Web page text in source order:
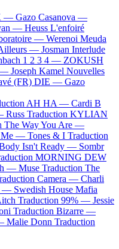
— Gazo Casanova —
— Heuss L'enfoiré
— Werenoi Meuda
— Josman Interlude
1 2 3 4 — ZOKUSH
— Joseph Kamel Nouvelles
(FR) DIE — Gazo
AH HA — Cardi B
Russ Traduction KYLIAN
The Way You Are —
Me — Tones & I Traduction
Isn't Ready — Sombr
MORNING DEW
— Muse Traduction The
Camera — Charli
— Swedish House Mafia
Traduction 99% — Jessie
Traduction Bizarre —
Malie Donn Traduction